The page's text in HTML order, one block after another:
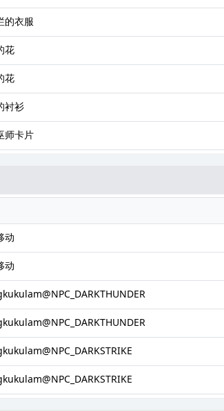
的衣服
花
花
衬衫
师卡片
动
动